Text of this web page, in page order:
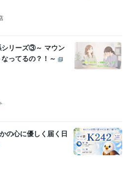
シリーズ③～ マウン
ってるの？！～
の心に優しく届く日